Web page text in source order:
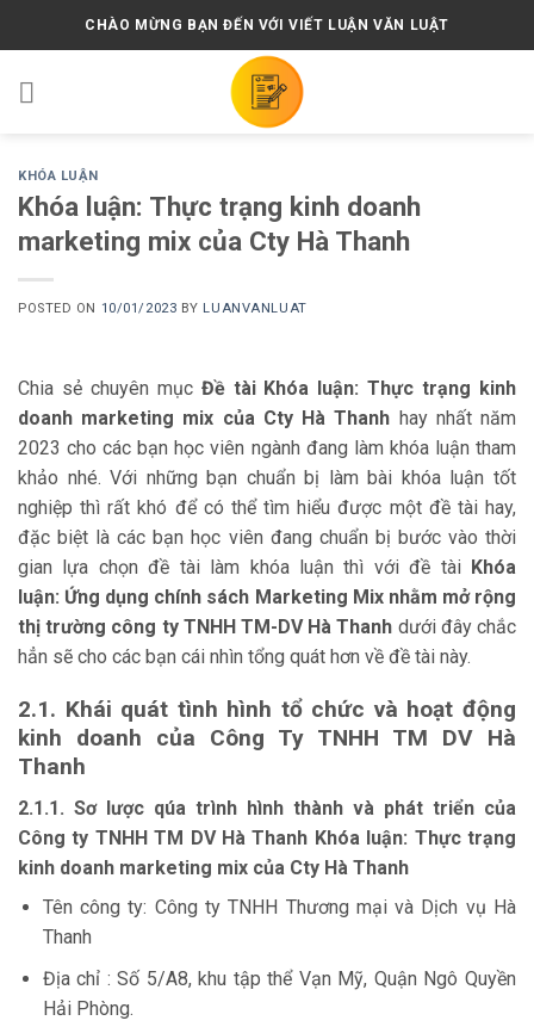
CHÀO MỪNG BẠN ĐẾN VỚI VIẾT LUẬN VĂN LUẬT
KHÓA LUẬN
Khóa luận: Thực trạng kinh doanh
marketing mix của Cty Hà Thanh
POSTED ON 10/01/2023 BY LUANVANLUAT
Chia sẻ chuyên mụcĐề tài Khóa luận: Thực trạng kinh
doanh marketing mix của Cty Hà Thanh hay nhất năm
2023 cho các bạn học viên ngành đang làm khóa luận tham
khảo nhé. Với những bạn chuẩn bị làm bài khóa luận tốt
nghiệp thì rất khó để có thể tìm hiểu được một đề tài hay,
đặc biệt là các bạn học viên đang chuẩn bị bước vào thời
gian lựa chọn đề tài làm khóa luận thì với đề tài Khóa
luận: Ứng dụng chính sách Marketing Mix nhằm mở rộng
thị trường công ty TNHH TM-DV Hà Thanh dưới đây chắc
hẳn sẽ cho các bạn cái nhìn tổng quát hơn về đề tài này.
2.1. Khái quát tình hình tổ chức và hoạt động
kinh doanh của Công Ty TNHH TM DV Hà
Thanh
2.1.1. Sơ lược qúa trình hình thành và phát triển của
Công ty TNHH TM DV Hà Thanh Khóa luận: Thực trạng
kinh doanh marketing mix của Cty Hà Thanh
Tên công ty: Công ty TNHH Thương mại và Dịch vụ Hà
Thanh
Địa chỉ : Số 5/A8, khu tập thể Vạn Mỹ, Quận Ngô Quyền
Hải Phòng.